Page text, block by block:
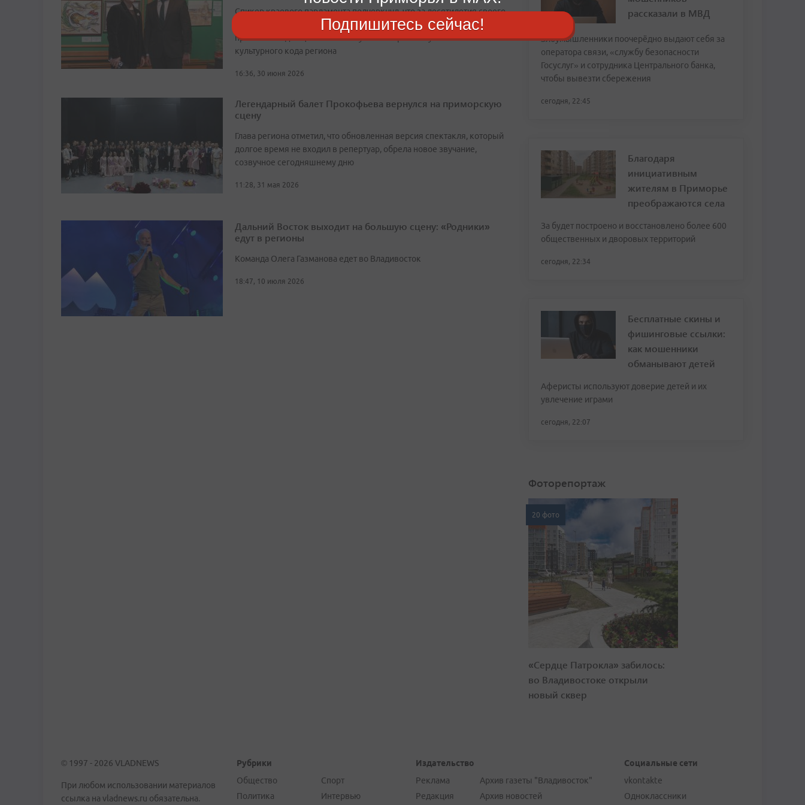
Спикер краевого парламента подчеркнул, что за десятилетия своего
существования учреждение превратилось в один из главных центров
притяжения для ценителей искусства и органичную часть
культурного кода региона
16:36, 30 июня 2026
Легендарный балет Прокофьева вернулся на приморскую
сцену
Глава региона отметил, что обновленная версия спектакля, который
долгое время не входил в репертуар, обрела новое звучание,
созвучное сегодняшнему дню
11:28, 31 мая 2026
Дальний Восток выходит на большую сцену: «Родники»
едут в регионы
Команда Олега Газманова едет во Владивосток
18:47, 10 июля 2026
рассказали в МВД
Злоумышленники поочерёдно выдают себя за
оператора связи, «службу безопасности
Госуслуг» и сотрудника Центрального банка,
чтобы вывезти сбережения
сегодня, 22:45
Благодаря
инициативным
жителям в Приморье
преображаются села
За будет построено и восстановлено более 600
общественных и дворовых территорий
сегодня, 22:34
Бесплатные скины и
фишинговые ссылки:
как мошенники
обманывают детей
Аферисты используют доверие детей и их
увлечение играми
сегодня, 22:07
Фоторепортаж
20 фото
«Сердце Патрокла» забилось:
во Владивостоке открыли
новый сквер
© 1997 - 2026 VLADNEWS
При любом использовании материалов
ссылка на vladnews.ru обязательна.
Рубрики
Общество
Политика
Спорт
Интервью
Издательство
Реклама
Редакция
Архив газеты "Владивосток"
Архив новостей
Социальные сети
vkontakte
Одноклассники
Подпишитесь сейчас!